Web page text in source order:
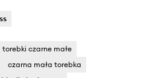
torebki czarne małe
czarna mała torebka